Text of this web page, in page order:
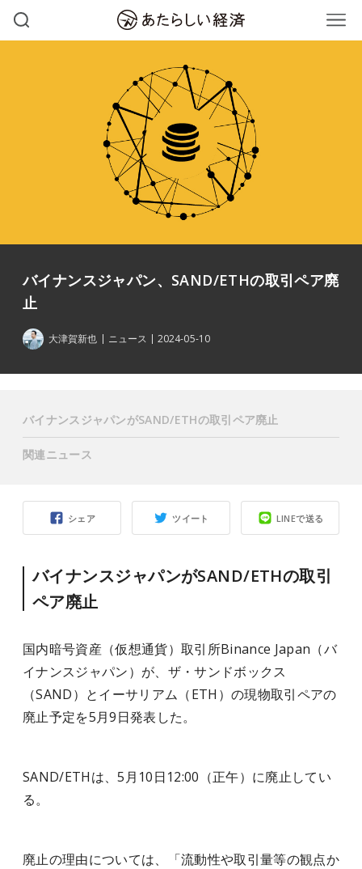
バイナンスジャパン、SAND/ETHの取引ペア廃
止
大津賀新也 ニュース 2024-05-10
シェア ツイート LINEで送る
バイナンスジャパンがSAND/ETHの取引
ペア廃止
国内暗号資産（仮想通貨）取引所Binance Japan（バ
イナンスジャパン）が、ザ・サンドボックス
（SAND）とイーサリアム（ETH）の現物取引ペアの
廃止予定を5月9日発表した。
SAND/ETHは、5月10日12:00（正午）に廃止してい
る。
廃止の理由については、「流動性や取引量等の観点か
バイナンスジャパンがSAND/ETHの取引ペア廃止
関連ニュース